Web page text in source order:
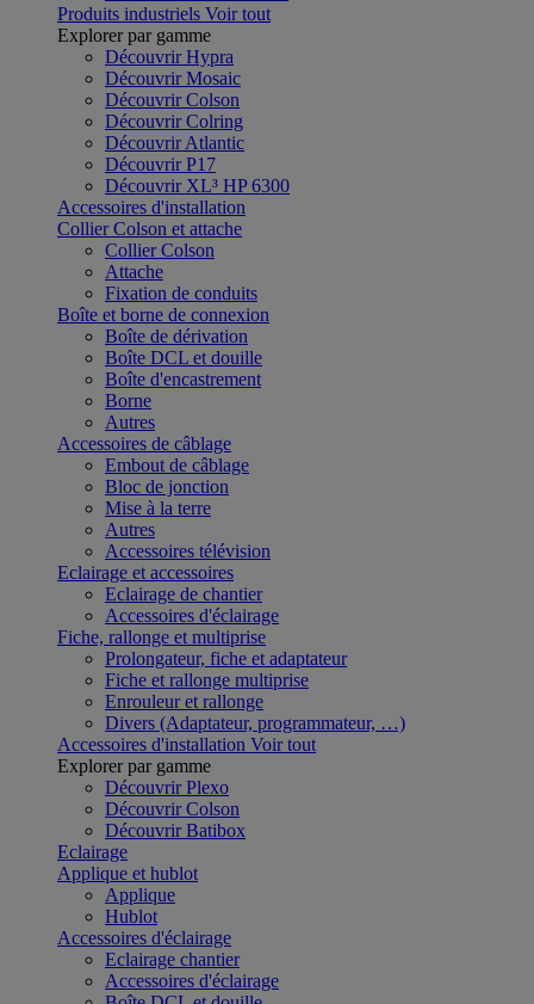
Produits industriels Voir tout
Explorer par gamme
Découvrir Hypra
Découvrir Mosaic
Découvrir Colson
Découvrir Colring
Découvrir Atlantic
Découvrir P17
Découvrir XL³ HP 6300
Accessoires d'installation
Collier Colson et attache
Collier Colson
Attache
Fixation de conduits
Boîte et borne de connexion
Boîte de dérivation
Boîte DCL et douille
Boîte d'encastrement
Borne
Autres
Accessoires de câblage
Embout de câblage
Bloc de jonction
Mise à la terre
Autres
Accessoires télévision
Eclairage et accessoires
Eclairage de chantier
Accessoires d'éclairage
Fiche, rallonge et multiprise
Prolongateur, fiche et adaptateur
Fiche et rallonge multiprise
Enrouleur et rallonge
Divers (Adaptateur, programmateur, …)
Accessoires d'installation Voir tout
Explorer par gamme
Découvrir Plexo
Découvrir Colson
Découvrir Batibox
Eclairage
Applique et hublot
Applique
Hublot
Accessoires d'éclairage
Eclairage chantier
Accessoires d'éclairage